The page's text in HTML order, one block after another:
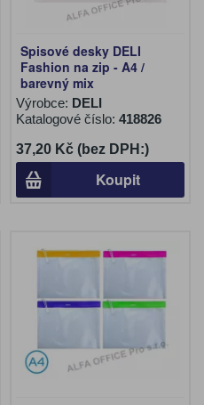
Spisové desky DELI
Fashion na zip - A4 /
barevný mix
Výrobce: DELI
Katalogové číslo: 418826
37,20 Kč (bez DPH:)
Koupit